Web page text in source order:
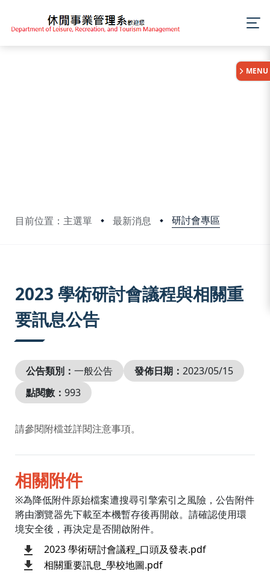
目前位置：主選單 最新消息 研討會專區
MENU
2023 學術研討會議程與相關重
要訊息公告
公告類別： 一般公告 發佈日期： 2023/05/15
點閱數： 993
請參閱附檔並詳閱注意事項。
相關附件
※為降低附件原始檔案遭搜尋引擎索引之風險，公告附件
將由瀏覽器先下載至本機暫存後再開啟。請確認使用環
境安全後，再決定是否開啟附件。
2023 學術研討會議程_口頭及發表.pdf
相關重要訊息_學校地圖.pdf